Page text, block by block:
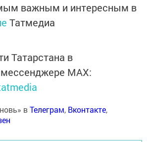
важным и интересным в
Татмедиа
Татарстана в
MАХ:
вТелеграм, Вконтакте,